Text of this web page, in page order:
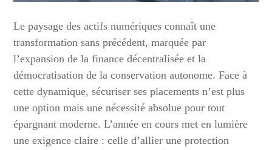
Le paysage des actifs numériques connaît une
transformation sans précédent, marquée par
l’expansion de la finance décentralisée et la
démocratisation de la conservation autonome. Face à
cette dynamique, sécuriser ses placements n’est plus
une option mais une nécessité absolue pour tout
épargnant moderne. L’année en cours met en lumière
une exigence claire : celle d’allier une protection